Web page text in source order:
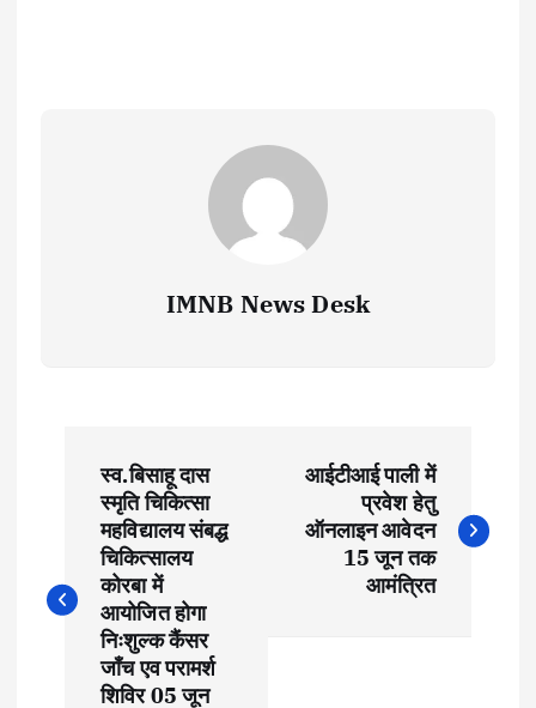
IMNB News Desk
s
t
स्व.बिसाहू दास
स्मृति चिकित्सा
महविद्यालय संबद्ध
चिकित्सालय
कोरबा में
आयोजित होगा
निःशुल्क कैंसर
जॉंच एव परामर्श
शिविर 05 जून
आईटीआई पाली में
प्रवेश हेतु
ऑनलाइन आवेदन
15 जून तक
आमंत्रित